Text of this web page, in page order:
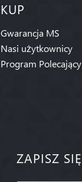
KUP
Gwarancja MS
Nasi użytkownicy
Program Polecający
ZAPISZ